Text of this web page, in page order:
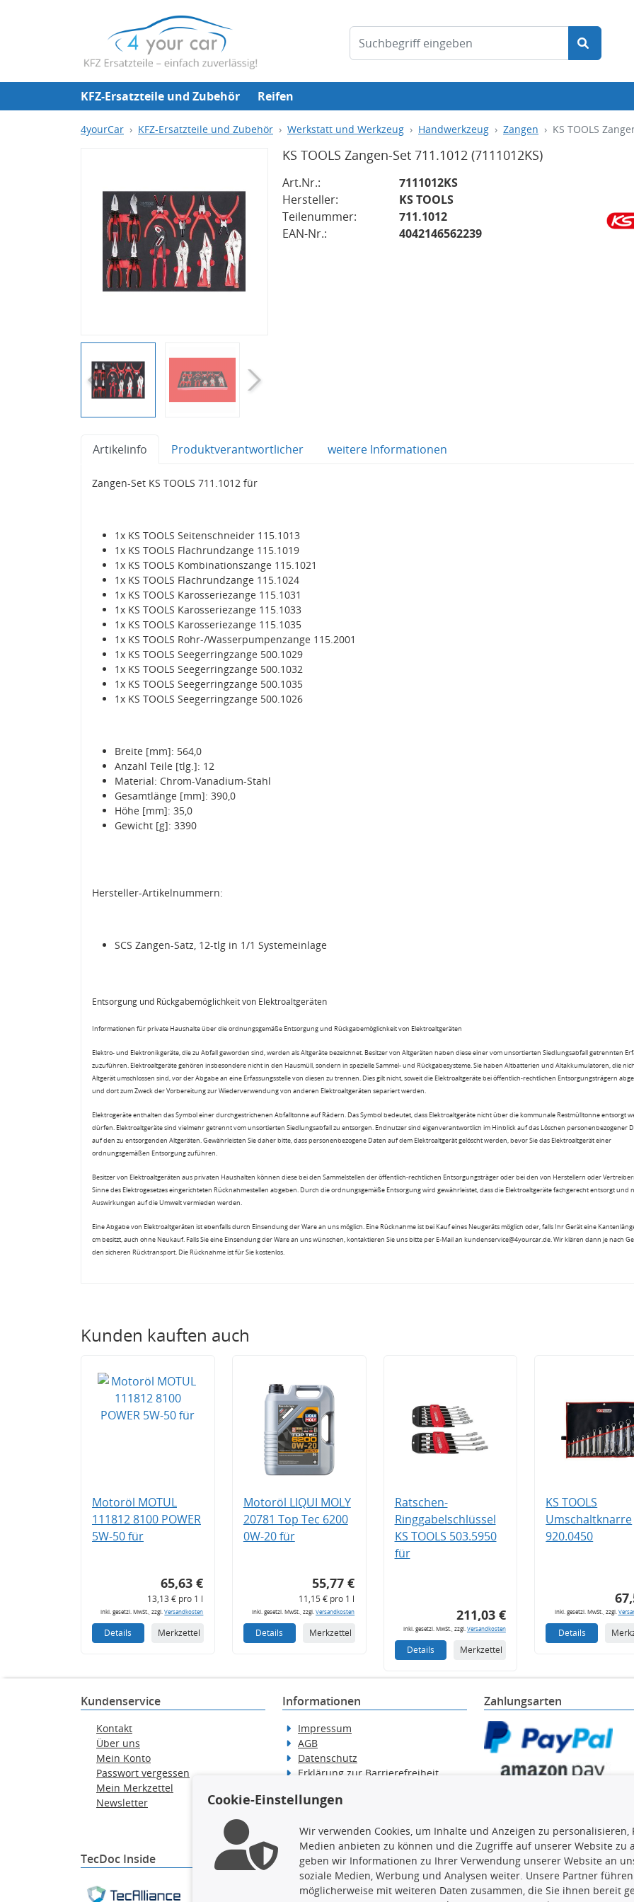
KFZ-Ersatzteile und Zubehör Reifen
4yourCar KFZ-Ersatzteile und Zubehör Werkstatt und Werkzeug Handwerkzeug Zangen KS TOOLS
KS TOOLS Zangen-Set 711.1012 (7111012KS)
Art.Nr.:
7111012KS
Hersteller:
KS TOOLS
Teilenummer:
711.1012
EAN-Nr.:
4042146562239
Artikelinfo Produktverantwortlicher weitere Informationen
Zangen-Set KS TOOLS 711.1012 für
1x KS TOOLS Seitenschneider 115.1013
1x KS TOOLS Flachrundzange 115.1019
1x KS TOOLS Kombinationszange 115.1021
1x KS TOOLS Flachrundzange 115.1024
1x KS TOOLS Karosseriezange 115.1031
1x KS TOOLS Karosseriezange 115.1033
1x KS TOOLS Karosseriezange 115.1035
1x KS TOOLS Rohr-/Wasserpumpenzange 115.2001
1x KS TOOLS Seegerringzange 500.1029
1x KS TOOLS Seegerringzange 500.1032
1x KS TOOLS Seegerringzange 500.1035
1x KS TOOLS Seegerringzange 500.1026
Breite [mm]: 564,0
Anzahl Teile [tlg.]: 12
Material: Chrom-Vanadium-Stahl
Gesamtlänge [mm]: 390,0
Höhe [mm]: 35,0
Gewicht [g]: 3390
Hersteller-Artikelnummern:
SCS Zangen-Satz, 12-tlg in 1/1 Systemeinlage
Entsorgung und Rückgabemöglichkeit von Elektroaltgeräten
Informationen für private Haushalte über die ordnungsgemäße Entsorgung und Rückgabemöglichkeit von Elektroaltgeräten
Elektro- und Elektronikgeräte, die zu Abfall geworden sind, werden als Altgeräte bezeichnet. Besitzer von Altgeräten haben diese einer vom unsortierten Siedlungsabfall getrennten
zuzuführen. Elektroaltgeräte gehören insbesondere nicht in den Hausmüll, sondern in spezielle Sammel- und Rückgabesysteme. Sie haben Altbatterien und Altakkumulatoren, die
Altgerät umschlossen sind, vor der Abgabe an eine Erfassungsstelle von diesen zu trennen. Dies gilt nicht, soweit die Elektroaltgeräte bei öffentlich-rechtlichen Entsorgungsträgern
und dort zum Zweck der Vorbereitung zur Wiederverwendung von anderen Elektroaltgeräten separiert werden.
Elektrogeräte enthalten das Symbol einer durchgestrichenen Abfalltonne auf Rädern. Das Symbol bedeutet, dass Elektroaltgeräte nicht über die kommunale Restmülltonne entsorgt
dürfen. Elektroaltgeräte sind vielmehr getrennt vom unsortierten Siedlungsabfall zu entsorgen. Endnutzer sind eigenverantwortlich im Hinblick auf das Löschen personenbezogener
auf den zu entsorgenden Altgeräten. Gewährleisten Sie daher bitte, dass personenbezogene Daten auf dem Elektroaltgerät gelöscht werden, bevor Sie das Elektroaltgerät einer
ordnungsgemäßen Entsorgung zuführen.
Besitzer von Elektroaltgeräten aus privaten Haushalten können diese bei den Sammelstellen der öffentlich-rechtlichen Entsorgungsträger oder bei den von Herstellern oder
Sinne des Elektrogesetzes eingerichteten Rücknahmestellen abgeben. Durch die ordnungsgemäße Entsorgung wird gewährleistet, dass die Elektroaltgeräte fachgerecht entsorgt und
Auswirkungen auf die Umwelt vermieden werden.
Eine Abgabe von Elektroaltgeräten ist ebenfalls durch Einsendung der Ware an uns möglich. Eine Rücknahme ist bei Kauf eines Neugeräts möglich oder, falls Ihr Gerät eine
cm besitzt, auch ohne Neukauf. Falls Sie eine Einsendung der Ware an uns wünschen, kontaktieren Sie uns bitte per E-Mail an kundenservice@4yourcar.de. Wir klären dann je nach
den sicheren Rücktransport. Die Rücknahme ist für Sie kostenlos.
Kunden kauften auch
Motoröl MOTUL
111812 8100 POWER
5W-50 für
65,63 €
13,13 € pro 1 l
inkl. gesetzl. MwSt., zzgl.Versandkosten
Details Merkzettel
Motoröl LIQUI MOLY
20781 Top Tec 6200
0W-20 für
55,77 €
11,15 € pro 1 l
inkl. gesetzl. MwSt., zzgl.Versandkosten
Details Merkzettel
Ratschen-
Ringgabelschlüssel
KS TOOLS 503.5950
für
211,03 €
inkl. gesetzl. MwSt., zzgl. Versandkosten
Details Merkzettel
KS TOOLS
Umschaltknarre
920.0450
inkl. gesetzl. MwSt., zzgl.
Details
Kundenservice
Kontakt
Über uns
Mein Konto
Passwort vergessen
Mein Merkzettel
Newsletter
Informationen
Impressum
AGB
Datenschutz
Erklärung zur Barrierefreiheit
Widerrufsbelehrung
Zahlungsarten
TecDoc Inside
Die hier angezeigten Daten, insbesondere die gesamte Datenbank, dürfen nicht kopiert
Cookie-Einstellungen
Wir verwenden Cookies, um Inhalte und Anzeigen zu
Medien anbieten zu können und die Zugriffe auf unserer Website zu
geben wir Informationen zu Ihrer Verwendung unserer Website an
soziale Medien, Werbung und Analysen weiter. Unsere Partner
möglicherweise mit weiteren Daten zusammen, die Sie ihnen bereit